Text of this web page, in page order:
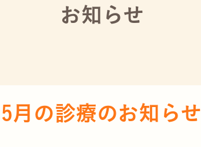
お知らせ
5月の診療のお知らせ